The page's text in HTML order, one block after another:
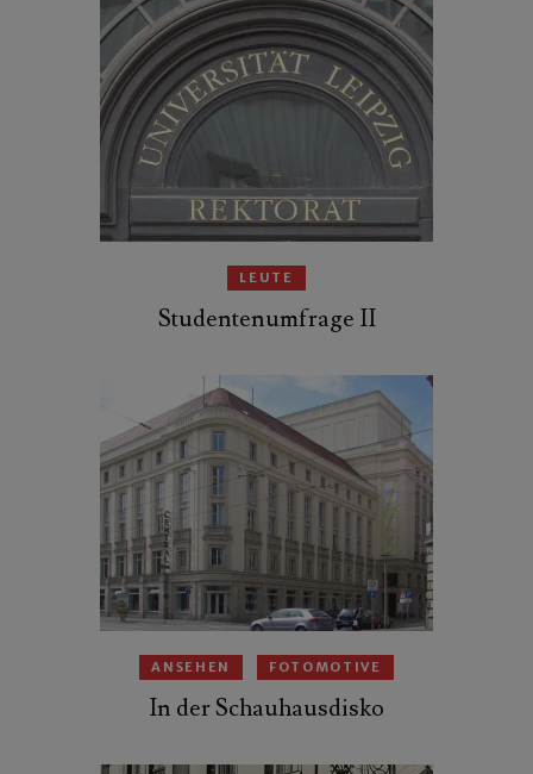
LEUTE
Studentenumfrage II
ANSEHEN FOTOMOTIVE
In der Schauhausdisko